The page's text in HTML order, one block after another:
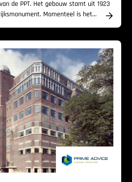
de PPT. Het gebouw stamt uit 1923
Momenteel is het...